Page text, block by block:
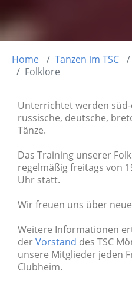
Home Tanzen im TSC
Folklore
Unterrichtet werden
russische, deutsche,
Tänze.
Das Training unserer
regelmäßig freitags von
Uhr statt.
Wir freuen uns über
Weitere Informationen
derVorstand des TSC
unsere Mitglieder jeden
Clubheim.